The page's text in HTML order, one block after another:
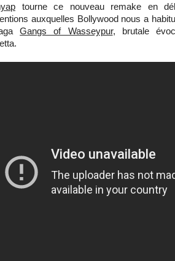
tourne ce nouveau remake en
auxquelles Bollywood nous a
Gangs of Wasseypur, brutale